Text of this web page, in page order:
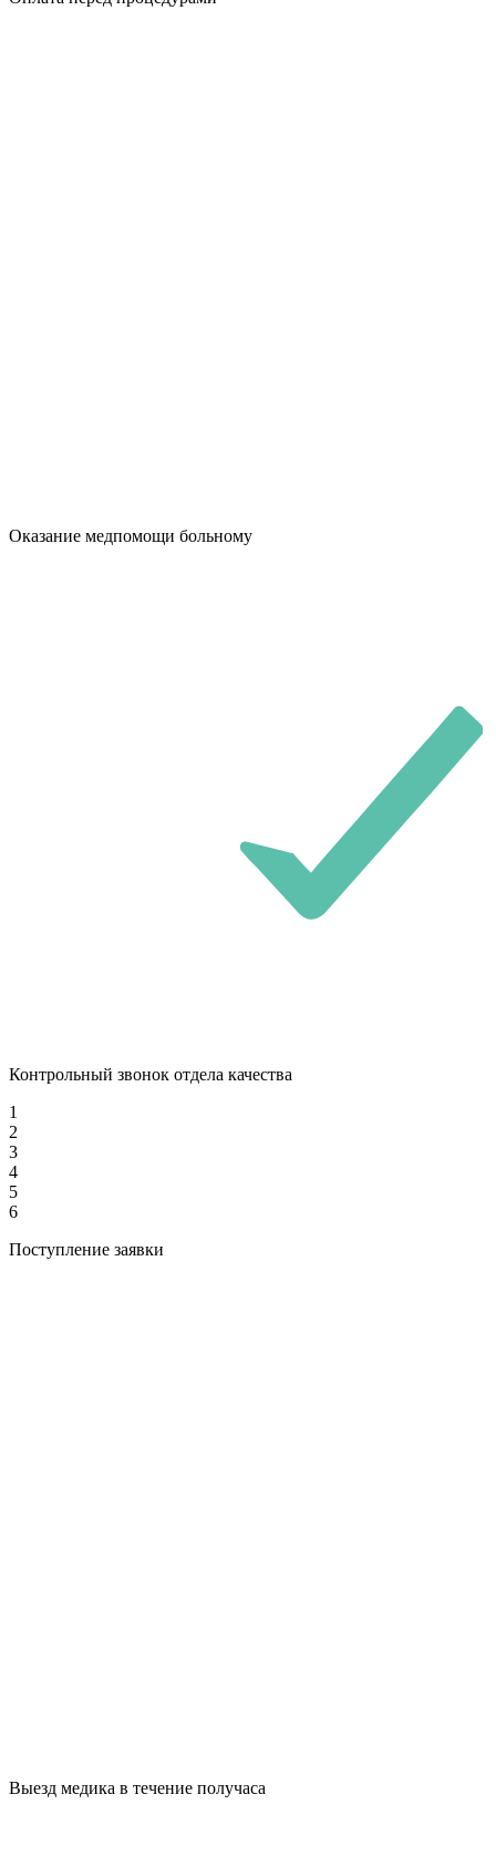
Оказание медпомощи больному
Контрольный звонок отдела качества
1
2
3
4
5
6
Поступление заявки
Выезд медика в течение получаса